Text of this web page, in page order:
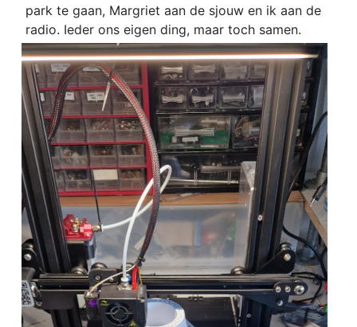
park te gaan, Margriet aan de sjouw en ik aan de
radio. Ieder ons eigen ding, maar toch samen.